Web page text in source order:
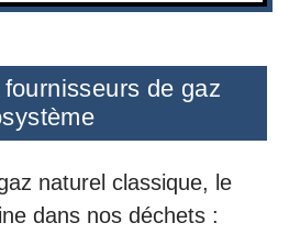
de gaz
naturel classique, le
dans nos déchets :